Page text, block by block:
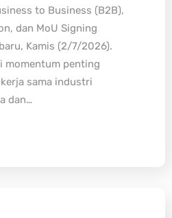
to Business (B2B),
dan MoU Signing
Kamis (2/7/2026).
momentum penting
sama industri
dan…